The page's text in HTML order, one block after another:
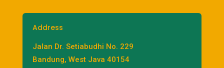
Address
Jalan Dr. Setiabudhi No. 229
Bandung, West Java 40154